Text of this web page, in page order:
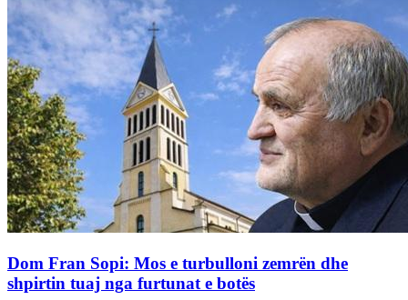
Dom Fran Sopi: Mos e turbulloni zemrën dhe
shpirtin tuaj nga furtunat e botës